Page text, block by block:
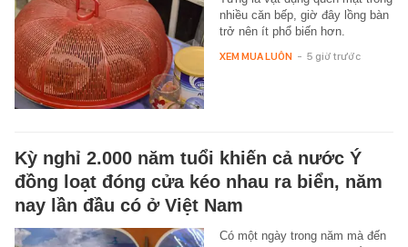
nhiều căn bếp, giờ đây lồng bàn
trở nên ít phổ biến hơn.
XEM MUA LUÔN - 5 giờ trước
Kỳ nghỉ 2.000 năm tuổi khiến cả nước Ý
đồng loạt đóng cửa kéo nhau ra biển, năm
nay lần đầu có ở Việt Nam
Có một ngày trong năm mà đến